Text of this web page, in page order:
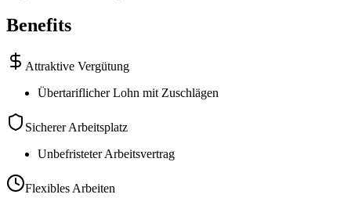
Benefits
Attraktive Vergütung
Übertariflicher Lohn mit Zuschlägen
Sicherer Arbeitsplatz
Unbefristeter Arbeitsvertrag
Flexibles Arbeiten